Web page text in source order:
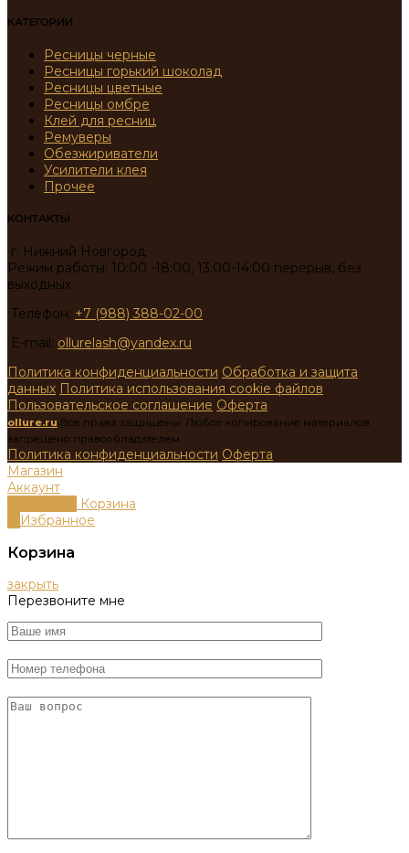
КАТЕГОРИИ
Ресницы черные
Ресницы горький шоколад
Ресницы цветные
Ресницы омбре
Клей для ресниц
Ремуверы
Обезжириватели
Усилители клея
Прочее
КОНТАКТЫ
г. Нижний Новгород
Режим работы: 10:00 -18:00, 13:00-14:00 перерыв, без
выходных
Телефон: +7 (988) 388-02-00
E-mail: ollurelash@yandex.ru
Политика конфиденциальности Обработка и защита
данных Политика использования cookie файлов
Пользовательское соглашение Оферта
ollure.ru Все права защищены. Любое копирование материалов
запрещено правообладателем.
Политика конфиденциальности Оферта
Магазин
Аккаунт
Корзина
Избранное
Корзина
закрыть
Перезвоните мне